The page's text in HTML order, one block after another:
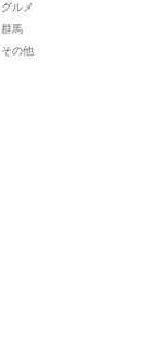
グルメ
群馬
その他